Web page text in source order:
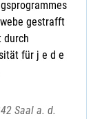
gestrafft
durch
für j e d e
Saal a. d.